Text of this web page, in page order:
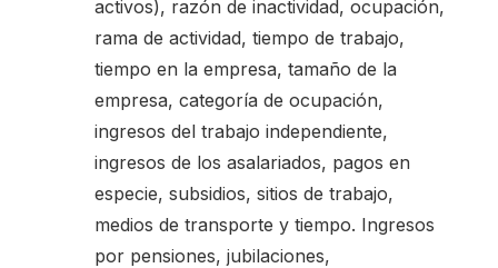
activos), razón de inactividad, ocupación,
rama de actividad, tiempo de trabajo,
tiempo en la empresa, tamaño de la
empresa, categoría de ocupación,
ingresos del trabajo independiente,
ingresos de los asalariados, pagos en
especie, subsidios, sitios de trabajo,
medios de transporte y tiempo. Ingresos
por pensiones, jubilaciones,